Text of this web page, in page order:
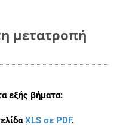
μετατροπή
εξής βήματα:
XLS σε PDF.